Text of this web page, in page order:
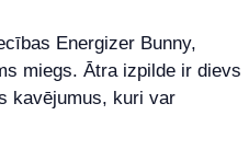
Energizer Bunny,
miegs. Ātra izpilde ir dievs
kavējumus, kuri var